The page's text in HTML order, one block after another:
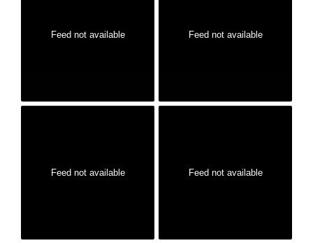
Feed not available Feed not available
Feed not available Feed not available